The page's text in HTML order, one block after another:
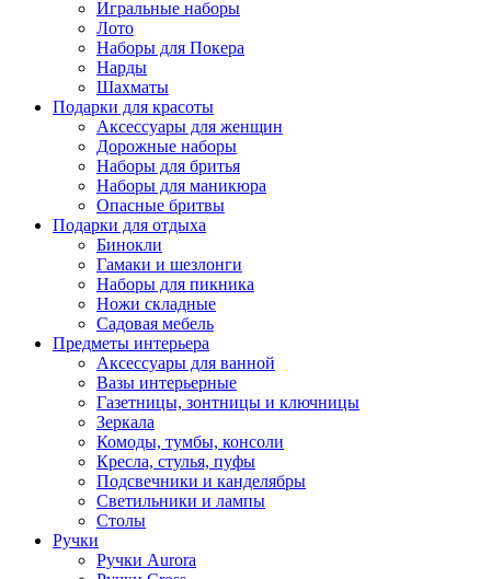
Игральные наборы
Лото
Наборы для Покера
Нарды
Шахматы
Подарки для красоты
Аксессуары для женщин
Дорожные наборы
Наборы для бритья
Наборы для маникюра
Опасные бритвы
Подарки для отдыха
Бинокли
Гамаки и шезлонги
Наборы для пикника
Ножи складные
Садовая мебель
Предметы интерьера
Аксессуары для ванной
Вазы интерьерные
Газетницы, зонтницы и ключницы
Зеркала
Комоды, тумбы, консоли
Кресла, стулья, пуфы
Подсвечники и канделябры
Светильники и лампы
Столы
Ручки
Ручки Aurora